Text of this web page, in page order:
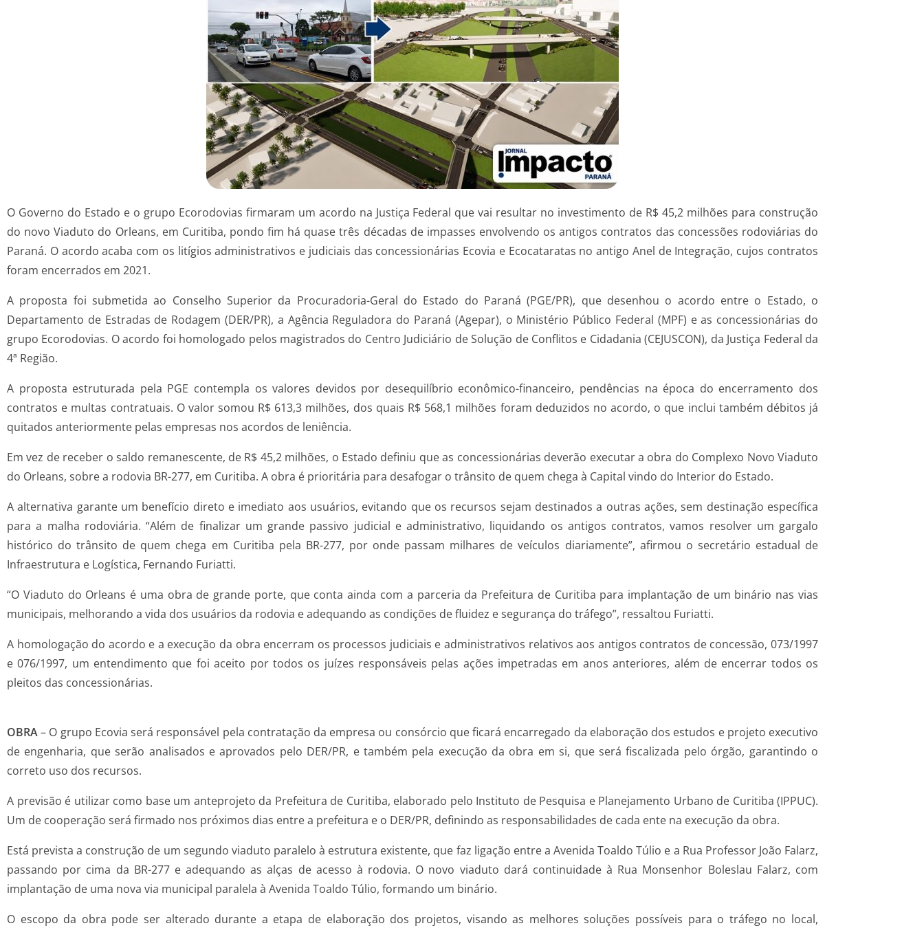
O Governo do Estado e o grupo Ecorodovias firmaram um acordo na Justiça Federal que vai resultar no investimento de R$ 45,2 milhões para construção
do novo Viaduto do Orleans, em Curitiba, pondo fim há quase três décadas de impasses envolvendo os antigos contratos das concessões rodoviárias do
Paraná. O acordo acaba com os litígios administrativos e judiciais das concessionárias Ecovia e Ecocataratas no antigo Anel de Integração, cujos contratos
foram encerrados em 2021.
A proposta foi submetida ao Conselho Superior da Procuradoria-Geral do Estado do Paraná (PGE/PR), que desenhou o acordo entre o Estado, o
Departamento de Estradas de Rodagem (DER/PR), a Agência Reguladora do Paraná (Agepar), o Ministério Público Federal (MPF) e as concessionárias do
grupo Ecorodovias. O acordo foi homologado pelos magistrados do Centro Judiciário de Solução de Conflitos e Cidadania (CEJUSCON), da Justiça Federal da
4ª Região.
A proposta estruturada pela PGE contempla os valores devidos por desequilíbrio econômico-financeiro, pendências na época do encerramento dos
contratos e multas contratuais. O valor somou R$ 613,3 milhões, dos quais R$ 568,1 milhões foram deduzidos no acordo, o que inclui também débitos já
quitados anteriormente pelas empresas nos acordos de leniência.
Em vez de receber o saldo remanescente, de R$ 45,2 milhões, o Estado definiu que as concessionárias deverão executar a obra do Complexo Novo Viaduto
do Orleans, sobre a rodovia BR-277, em Curitiba. A obra é prioritária para desafogar o trânsito de quem chega à Capital vindo do Interior do Estado.
A alternativa garante um benefício direto e imediato aos usuários, evitando que os recursos sejam destinados a outras ações, sem destinação específica
para a malha rodoviária. “Além de finalizar um grande passivo judicial e administrativo, liquidando os antigos contratos, vamos resolver um gargalo
histórico do trânsito de quem chega em Curitiba pela BR-277, por onde passam milhares de veículos diariamente”, afirmou o secretário estadual de
Infraestrutura e Logística, Fernando Furiatti.
“O Viaduto do Orleans é uma obra de grande porte, que conta ainda com a parceria da Prefeitura de Curitiba para implantação de um binário nas vias
municipais, melhorando a vida dos usuários da rodovia e adequando as condições de fluidez e segurança do tráfego”, ressaltou Furiatti.
A homologação do acordo e a execução da obra encerram os processos judiciais e administrativos relativos aos antigos contratos de concessão, 073/1997
e 076/1997, um entendimento que foi aceito por todos os juízes responsáveis pelas ações impetradas em anos anteriores, além de encerrar todos os
pleitos das concessionárias.
OBRA– O grupo Ecovia será responsável pela contratação da empresa ou consórcio que ficará encarregado da elaboração dos estudos e projeto executivo
de engenharia, que serão analisados e aprovados pelo DER/PR, e também pela execução da obra em si, que será fiscalizada pelo órgão, garantindo o
correto uso dos recursos.
A previsão é utilizar como base um anteprojeto da Prefeitura de Curitiba, elaborado pelo Instituto de Pesquisa e Planejamento Urbano de Curitiba (IPPUC).
Um de cooperação será firmado nos próximos dias entre a prefeitura e o DER/PR, definindo as responsabilidades de cada ente na execução da obra.
Está prevista a construção de um segundo viaduto paralelo à estrutura existente, que faz ligação entre a Avenida Toaldo Túlio e a Rua Professor João Falarz,
passando por cima da BR-277 e adequando as alças de acesso à rodovia. O novo viaduto dará continuidade à Rua Monsenhor Boleslau Falarz, com
implantação de uma nova via municipal paralela à Avenida Toaldo Túlio, formando um binário.
O escopo da obra pode ser alterado durante a etapa de elaboração dos projetos, visando as melhores soluções possíveis para o tráfego no local,